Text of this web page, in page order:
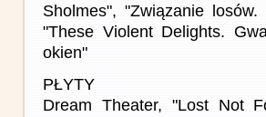
Sholmes", "Związanie
"These Violent Delights.
okien"
PŁYTY
Dream Theater, "Lost Not